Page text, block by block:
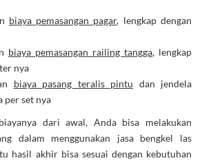
biaya pemasangan pagar, lengkap dengan
biaya pemasangan railing tangga, lengkap
nya
biaya pasang teralis pintu dan jendela
per set nya
dari awal, Anda bisa melakukan
dalam menggunakan jasa bengkel las
hasil akhir bisa sesuai dengan kebutuhan